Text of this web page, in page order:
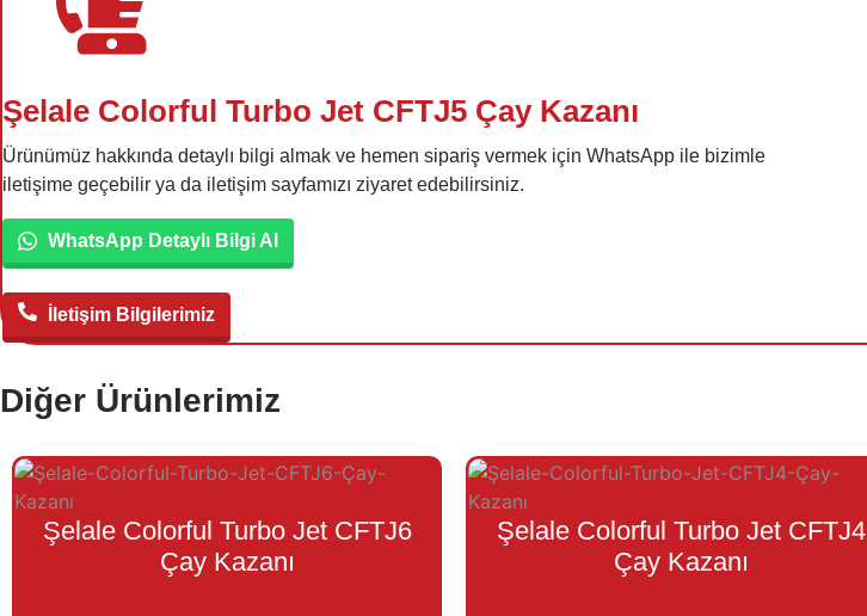
Şelale Colorful Turbo Jet CFTJ5 Çay Kazanı
Ürünümüz hakkında detaylı bilgi almak ve hemen sipariş vermek için WhatsApp ile bizimle
iletişime geçebilir ya da iletişim sayfamızı ziyaret edebilirsiniz.
WhatsApp Detaylı Bilgi Al
İletişim Bilgilerimiz
Diğer Ürünlerimiz
Şelale Colorful Turbo Jet CFTJ6
Çay Kazanı
Şelale Colorful Turbo Jet CFTJ4
Çay Kazanı